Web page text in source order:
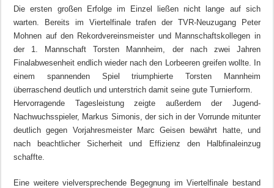
Die ersten großen Erfolge im Einzel ließen nicht lange auf sich
warten. Bereits im Viertelfinale trafen der TVR-Neuzugang Peter
Mohnen auf den Rekordvereinsmeister und Mannschaftskollegen in
der 1. Mannschaft Torsten Mannheim, der nach zwei Jahren
Finalabwesenheit endlich wieder nach den Lorbeeren greifen wollte. In
einem spannenden Spiel triumphierte Torsten Mannheim
überraschend deutlich und unterstrich damit seine gute Turnierform.
Hervorragende Tagesleistung zeigte außerdem der Jugend-
Nachwuchsspieler, Markus Simonis, der sich in der Vorrunde mitunter
deutlich gegen Vorjahresmeister Marc Geisen bewährt hatte, und
nach beachtlicher Sicherheit und Effizienz den Halbfinaleinzug
schaffte.
Eine weitere vielversprechende Begegnung im Viertelfinale bestand